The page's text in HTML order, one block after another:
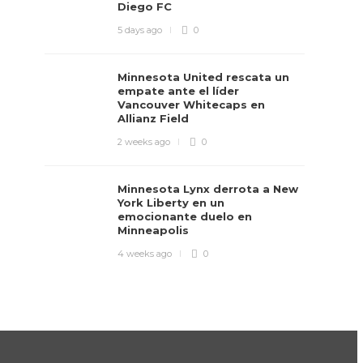
Diego FC
5 days ago 0
Minnesota United rescata un
empate ante el líder
Vancouver Whitecaps en
Allianz Field
2 weeks ago 0
Minnesota Lynx derrota a New
York Liberty en un
emocionante duelo en
Minneapolis
4 weeks ago 0